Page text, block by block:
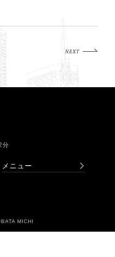
NEXT
分
メニュー
MICHI